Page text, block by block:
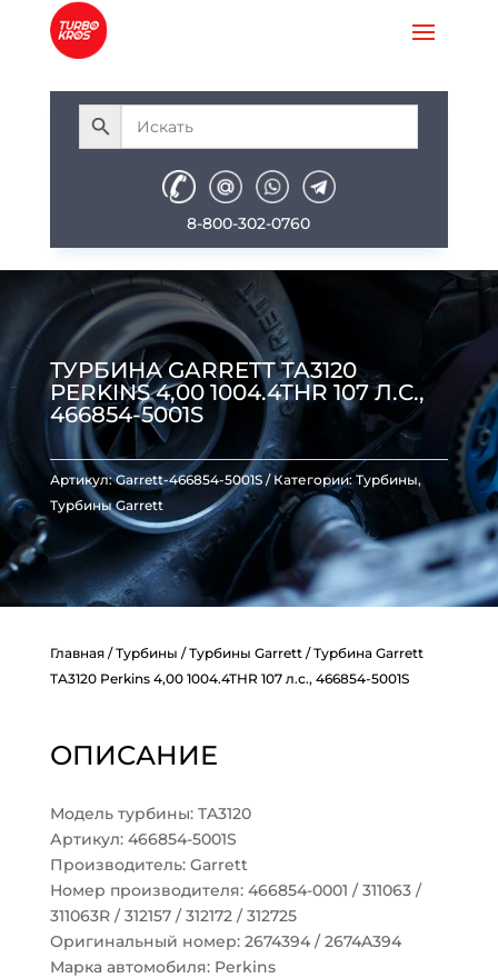
8-800-302-0760
ТУРБИНА GARRETT TA3120
PERKINS 4,00 1004.4THR 107 Л.С.,
466854-5001S
Артикул:Garrett-466854-5001S Категории: Турбины,
Турбины Garrett
Главная/Турбины /Турбины Garrett/ Турбина Garrett
TA3120 Perkins 4,00 1004.4THR 107 л.с., 466854-5001S
ОПИСАНИЕ
Модель турбины: TA3120
Артикул: 466854-5001S
Производитель: Garrett
Номер производителя: 466854-0001 / 311063 /
311063R / 312157 / 312172 / 312725
Оригинальный номер: 2674394 / 2674A394
Марка автомобиля: Perkins